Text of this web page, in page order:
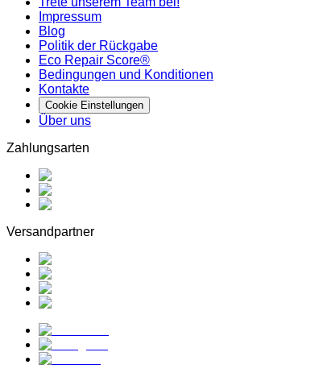
Impressum
Blog
Politik der Rückgabe
Eco Repair Score®
Bedingungen und Konditionen
Kontakte
Cookie Einstellungen
Über uns
Zahlungsarten
Versandpartner